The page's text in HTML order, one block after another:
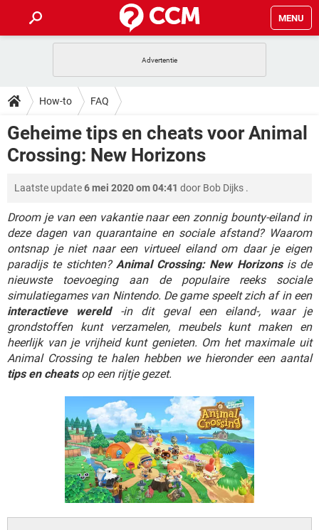
MENU
INSTAGRAM
NETFLIX CORONAVIRUS
GRATIS SNAPCHAT
HOW-TO
VIDEOBELLEN
INSTAGRAM WINDOWS 10
GRATIS SNAPCHAT
TIKTOK
DOWNLOADS
VIDEOBELLEN GAMES
GRATIS SNAPCHAT
TIKTOK
FORUM
VIDEOBELLEN GAMES
INSTAGRAM WINDOWS 10
NETFLIX CORONAVIRUS
GRATIS SNAPCHAT
TIKTOK
VIDEOBELLEN
INSTAGRAM WINDOWS 10
NETFLIX CORONAVIRUS
GRATIS SNAPCHAT
TIKTOK
How-to FAQ
Geheime tips en cheats voor Animal
Crossing: New Horizons
Laatste update6 mei 2020 om 04:41 door Bob Dijks .
Droom je van een vakantie naar een zonnig bounty-eiland in
deze dagen van quarantaine en sociale afstand? Waarom
ontsnap je niet naar een virtueel eiland om daar je eigen
paradijs te stichten? Animal Crossing: New Horizonsis de
nieuwste toevoeging aan de populaire reeks sociale
simulatiegames van Nintendo. De game speelt zich af in een
interactieve wereld-in dit geval een eiland-, waar je
grondstoffen kunt verzamelen, meubels kunt maken en
heerlijk van je vrijheid kunt genieten. Om het maximale uit
Animal Crossing te halen hebben we hieronder een aantal
tips en cheatsop een rijtje gezet.